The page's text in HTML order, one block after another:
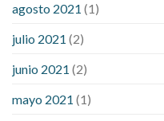
agosto 2021 (1)
julio 2021 (2)
junio 2021 (2)
mayo 2021 (1)